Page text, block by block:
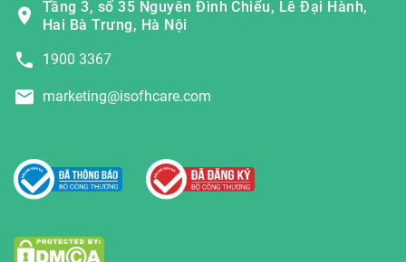
Tầng 3, số 35 Nguyễn Đình Chiểu, Lê Đại Hành,
Hai Bà Trưng, Hà Nội
1900 3367
marketing@isofhcare.com